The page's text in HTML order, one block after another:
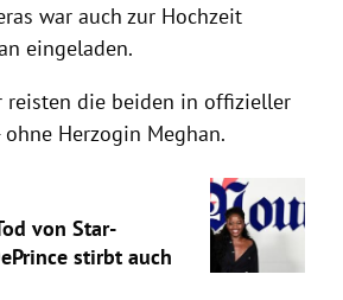
war auch zur Hochzeit
eingeladen.
reisten die beiden in offizieller
Herzogin Meghan.
von Star-
stirbt auch